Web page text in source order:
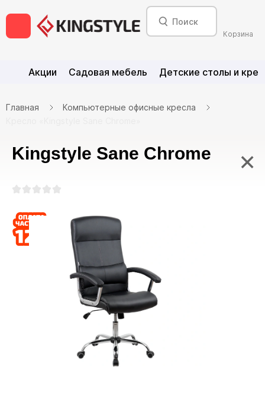
Корзина
Акции Садовая мебель Детские столы и
Главная
Компьютерные офисные кресла
Kingstyle Sane Chrome ×